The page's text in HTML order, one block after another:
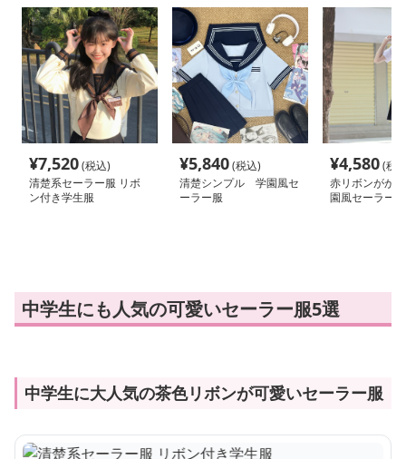
¥7,520(税込)
清楚系セーラー服 リボ
ン付き学生服
¥5,840(税込)
清楚シンプル 学園風セ
ーラー服
¥4,580(税
赤リボンがか
園風セーラー服
中学生にも人気の可愛いセーラー服5選
中学生に大人気の茶色リボンが可愛いセーラー服